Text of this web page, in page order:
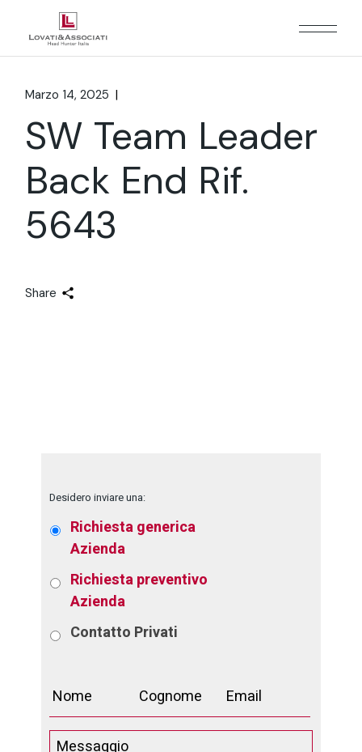
Marzo 14, 2025
SW Team Leader
Back End Rif.
5643
Share
Desidero inviare una:
Richiesta generica
Azienda
Richiesta preventivo
Azienda
Contatto Privati